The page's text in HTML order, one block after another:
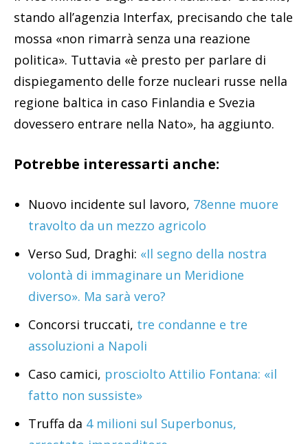
stando all’agenzia Interfax, precisando che tale
mossa «non rimarrà senza una reazione
politica». Tuttavia «è presto per parlare di
dispiegamento delle forze nucleari russe nella
regione baltica in caso Finlandia e Svezia
dovessero entrare nella Nato», ha aggiunto.
Potrebbe interessarti anche:
Nuovo incidente sul lavoro, 78enne muore
travolto da un mezzo agricolo
Verso Sud, Draghi: «Il segno della nostra
volontà di immaginare un Meridione
diverso». Ma sarà vero?
Concorsi truccati, tre condanne e tre
assoluzioni a Napoli
Caso camici, prosciolto Attilio Fontana: «il
fatto non sussiste»
Truffa da 4 milioni sul Superbonus,